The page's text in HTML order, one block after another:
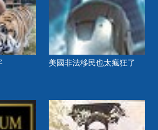
美國非法移民也太瘋狂了